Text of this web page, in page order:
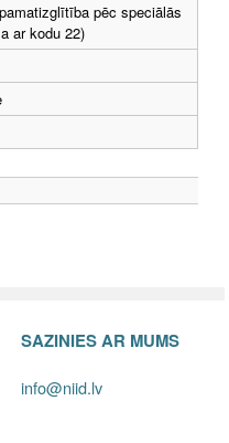
pēc speciālās
ar kodu 22)
SAZINIES AR MUMS
info@niid.lv